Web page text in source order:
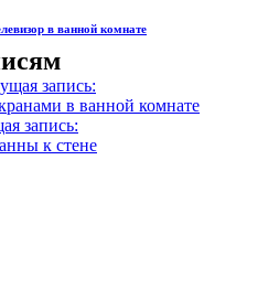
в ванной комнате
запись:
в ванной комнате
запись:
к стене